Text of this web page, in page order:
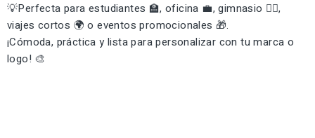
💡Perfecta para estudiantes 🏫, oficina 💼, gimnasio 🏋️‍♀️,
viajes cortos 🌍 o eventos promocionales 🎁.
¡Cómoda, práctica y lista para personalizar con tu marca o
logo! 🎨